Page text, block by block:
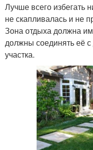
Лучше всего избегать
не скапливалась и не
Зона отдыха должна
должны соединять её
участка.